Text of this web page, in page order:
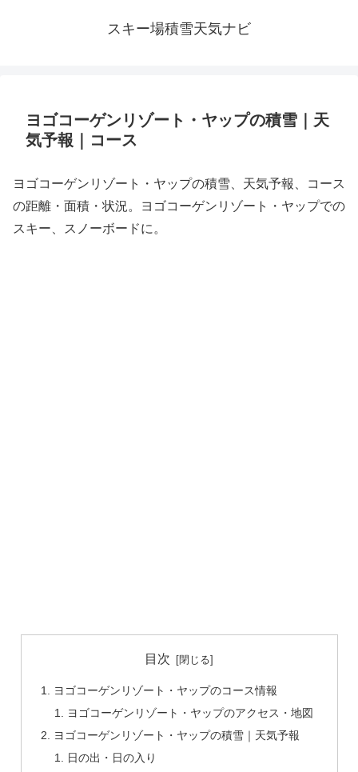
スキー場積雪天気ナビ
ヨゴコーゲンリゾート・ヤップの積雪｜天
気予報｜コース
ヨゴコーゲンリゾート・ヤップの積雪、天気予報、コース
の距離・面積・状況。ヨゴコーゲンリゾート・ヤップでの
スキー、スノーボードに。
目次
ヨゴコーゲンリゾート・ヤップのコース情報
ヨゴコーゲンリゾート・ヤップのアクセス・地図
ヨゴコーゲンリゾート・ヤップの積雪｜天気予報
日の出・日の入り